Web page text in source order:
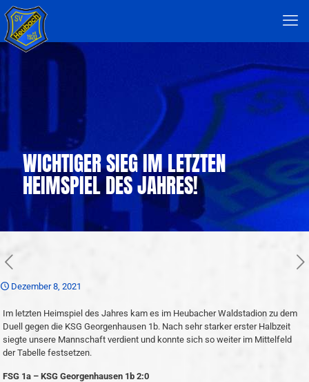
WICHTIGER SIEG IM LETZTEN
HEIMSPIEL DES JAHRES!
Dezember 8, 2021
Im letzten Heimspiel des Jahres kam es im Heubacher Waldstadion zu dem
Duell gegen die KSG Georgenhausen 1b. Nach sehr starker erster Halbzeit
siegte unsere Mannschaft verdient und konnte sich so weiter im Mittelfeld
der Tabelle festsetzen.
FSG 1a – KSG Georgenhausen 1b 2:0